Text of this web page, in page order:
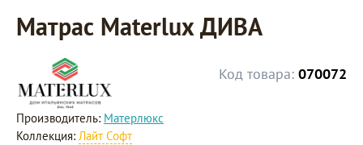
Матрас Materlux ДИВА
Код товара: 070072
Производитель: Матерлюкс
Коллекция: Лайт Софт